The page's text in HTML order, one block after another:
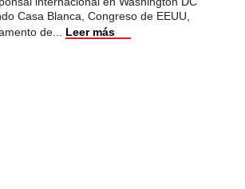
Casa Blanca, Congreso de EEUU,
de
Leer más